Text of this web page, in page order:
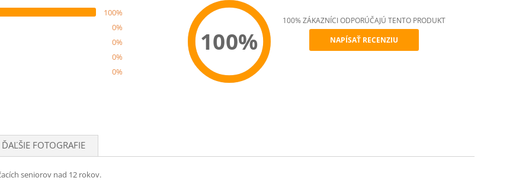
100%
0%
0%
0%
0%
100%
100% ZÁKAZNÍCI ODPORÚČAJÚ TENTO PRODUKT
NAPÍSAŤ RECENZIU
ĎAĽŠIE FOTOGRAFIE
seniorov nad 12 rokov.